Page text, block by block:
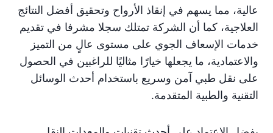
عالية، مما يسهم في إنقاذ الأرواح وتحقيق أفضل النتائج
العلاجية، كما أن الشركة تمتلك سجلا مشرفا في تقديم
خدمات الإسعاف الجوي على مستوى عالٍ من التميز
والاعتمادية، ما يجعلها خيارًا مثاليًا للراغبين في الحصول
على نقل طبي آمن وسريع باستخدام أحدث الوسائل
التقنية والطبية المتقدمة.